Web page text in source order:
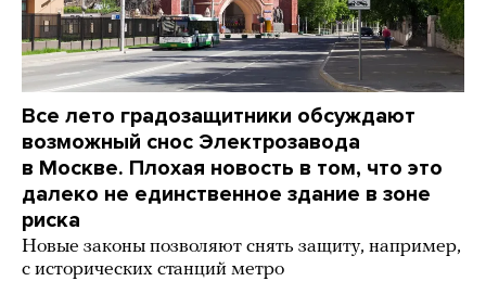
Все лето градозащитники обсуждают
возможный снос Электрозавода
в Москве. Плохая новость в том, что это
далеко не единственное здание в зоне
риска
Новые законы позволяют снять защиту, например,
с исторических станций метро